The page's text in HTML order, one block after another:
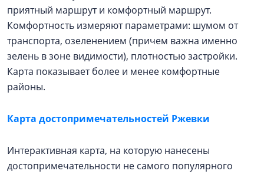
приятный маршрут и комфортный маршрут.
Комфортность измеряют параметрами: шумом от
транспорта, озеленением (причем важна именно
зелень в зоне видимости), плотностью застройки.
Карта показывает более и менее комфортные
районы.
Карта достопримечательностей Ржевки
Интерактивная карта, на которую нанесены
достопримечательности не самого популярного